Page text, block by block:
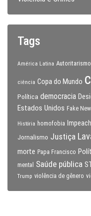
Tags
América Latina Autoritarismo
ciência Copa do Mundo
Política democracia
Estados Unidos Fake
História homofobia
Jornalismo Justiça
morte Papa Francisco
mental
Saúde pública
Trump violência de gênero